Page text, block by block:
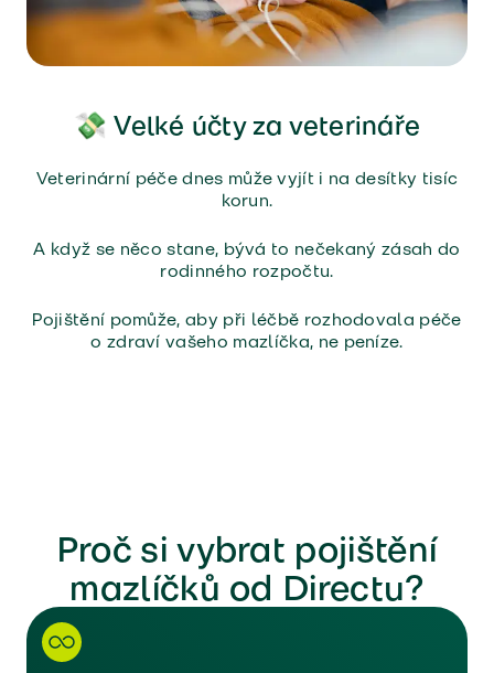
💸 Velké účty za veterináře
Veterinární péče dnes může vyjít i na desítky tisíc
korun.
A když se něco stane, bývá to nečekaný zásah do
rodinného rozpočtu.
Pojištění pomůže, aby při léčbě rozhodovala péče
o zdraví vašeho mazlíčka, ne peníze.
Proč si vybrat pojištění
mazlíčků od Directu?